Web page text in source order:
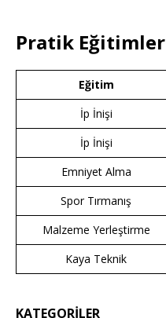
Pratik Eğitimler
Eğitim
İp İnişi
İp İnişi
Emniyet Alma
Spor Tırmanış
Malzeme Yerleştirme
Kaya Teknik
KATEGORİLER